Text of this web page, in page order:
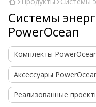
Системы
PowerOcean
Комплекты
Аксессуары
Реализованные